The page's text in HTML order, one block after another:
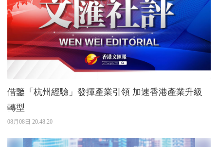
借鑒「杭州經驗」發揮產業引領 加速香港產業升級
轉型
08月08日 20:48:20